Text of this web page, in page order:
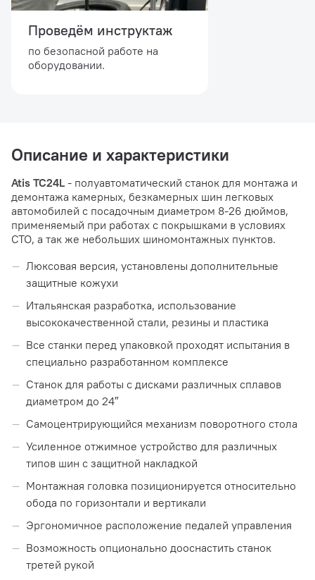
Проведём инструктаж
по безопасной работе на
оборудовании.
Описание и характеристики
Atis TC24L - полуавтоматический станок для монтажа и
демонтажа камерных, безкамерных шин легковых
автомобилей с посадочным диаметром 8-26 дюймов,
применяемый при работах с покрышками в условиях
СТО, а так же небольших шиномонтажных пунктов.
Люксовая версия, установлены дополнительные
защитные кожухи
Итальянская разработка, использование
высококачественной стали, резины и пластика
Все станки перед упаковкой проходят испытания в
специально разработанном комплексе
Станок для работы с дисками различных сплавов
диаметром до 24″
Самоцентрирующийся механизм поворотного стола
Усиленное отжимное устройство для различных
типов шин с защитной накладкой
Монтажная головка позиционируется относительно
обода по горизонтали и вертикали
Эргономичное расположение педалей управления
Возможность опционально дооснастить станок
третей рукой